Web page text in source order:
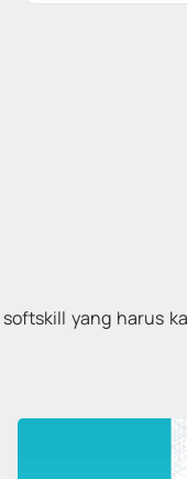
yang harus